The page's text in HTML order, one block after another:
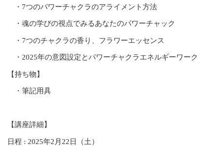
・7つのパワーチャクラのアライメント方法
・魂の学びの視点でみるあなたのパワーチャック
・7つのチャクラの香り、フラワーエッセンス
・2025年の意図設定とパワーチャクラエネルギーワーク
【持ち物】
・筆記用具
【講座詳細】
日程 : 2025年2月22日（土）